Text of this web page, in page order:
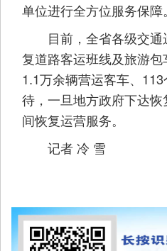
单位进行全方位服务保障
目前，全省各级交通
复道路客运班线及旅游包
1.1万余辆营运客车、
待，一旦地方政府下达
间恢复运营服务。
记者 冷 雪